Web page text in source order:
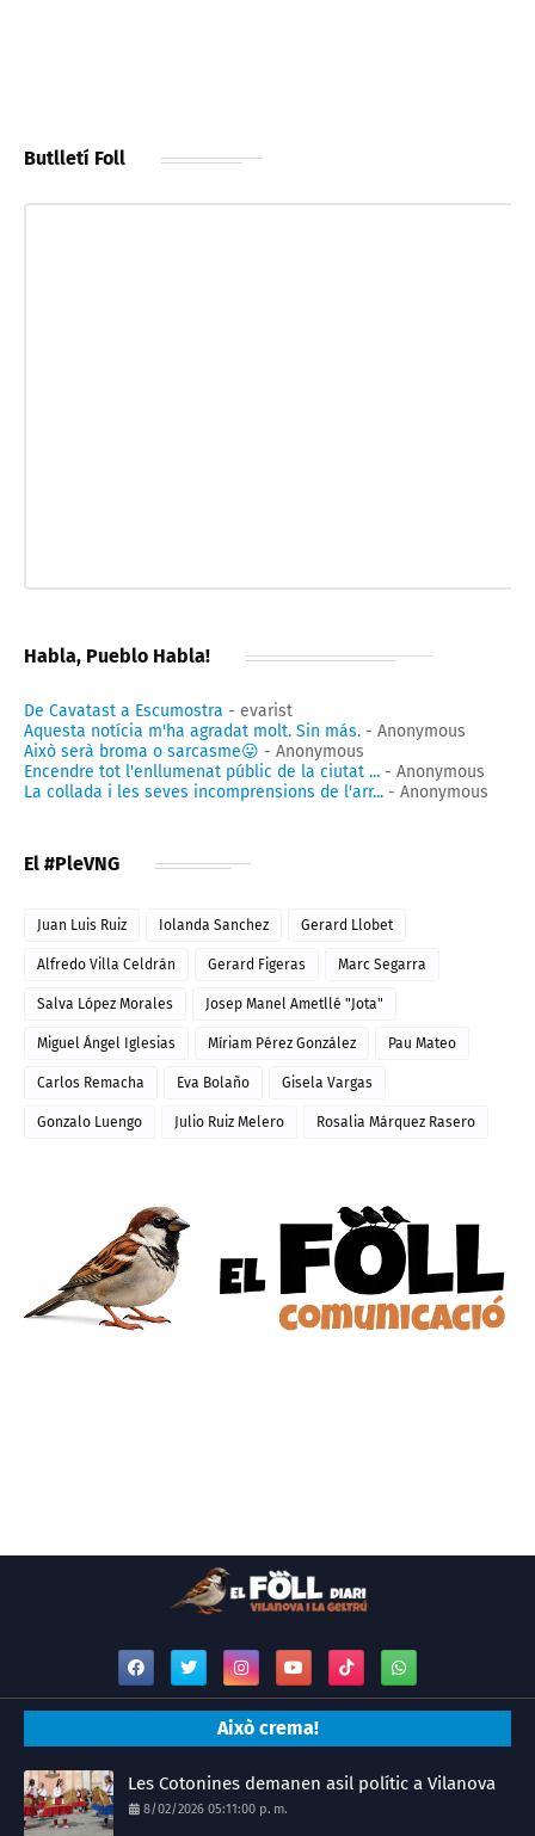
Butlletí Foll
Habla, Pueblo Habla!
De Cavatast a Escumostra - evarist
Aquesta notícia m'ha agradat molt. Sin más. - Anonymous
Això serà broma o sarcasme😛 - Anonymous
Encendre tot l'enllumenat públic de la ciutat ... - Anonymous
La collada i les seves incomprensions de l'arr... - Anonymous
El #PleVNG
Juan Luis Ruiz Iolanda Sanchez Gerard Llobet
Alfredo Villa Celdrán Gerard Figeras Marc Segarra
Salva López Morales Josep Manel Ametllé "Jota"
Miguel Ángel Iglesias Míriam Pérez González Pau Mateo
Carlos Remacha Eva Bolaño Gisela Vargas
Gonzalo Luengo Julio Ruiz Melero Rosalia Márquez Rasero
Això crema!
Les Cotonines demanen asil polític a Vilanova
8/02/2026 05:11:00 p. m.